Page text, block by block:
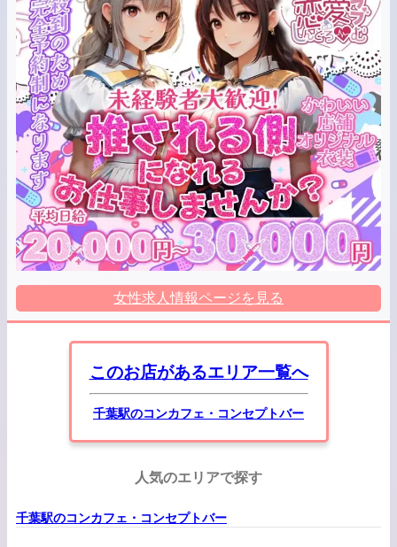
女性求人情報ページを見る
このお店があるエリア一覧へ
千葉駅のコンカフェ・コンセプトバー
人気のエリアで探す
千葉駅のコンカフェ・コンセプトバー